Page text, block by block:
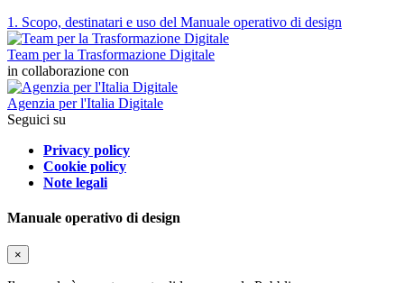
1. Scopo, destinatari e uso del Manuale operativo di design
Team per la Trasformazione Digitale
in collaborazione con
Agenzia per l'Italia Digitale
Seguici su
Privacy policy
Cookie policy
Note legali
Manuale operativo di design
×